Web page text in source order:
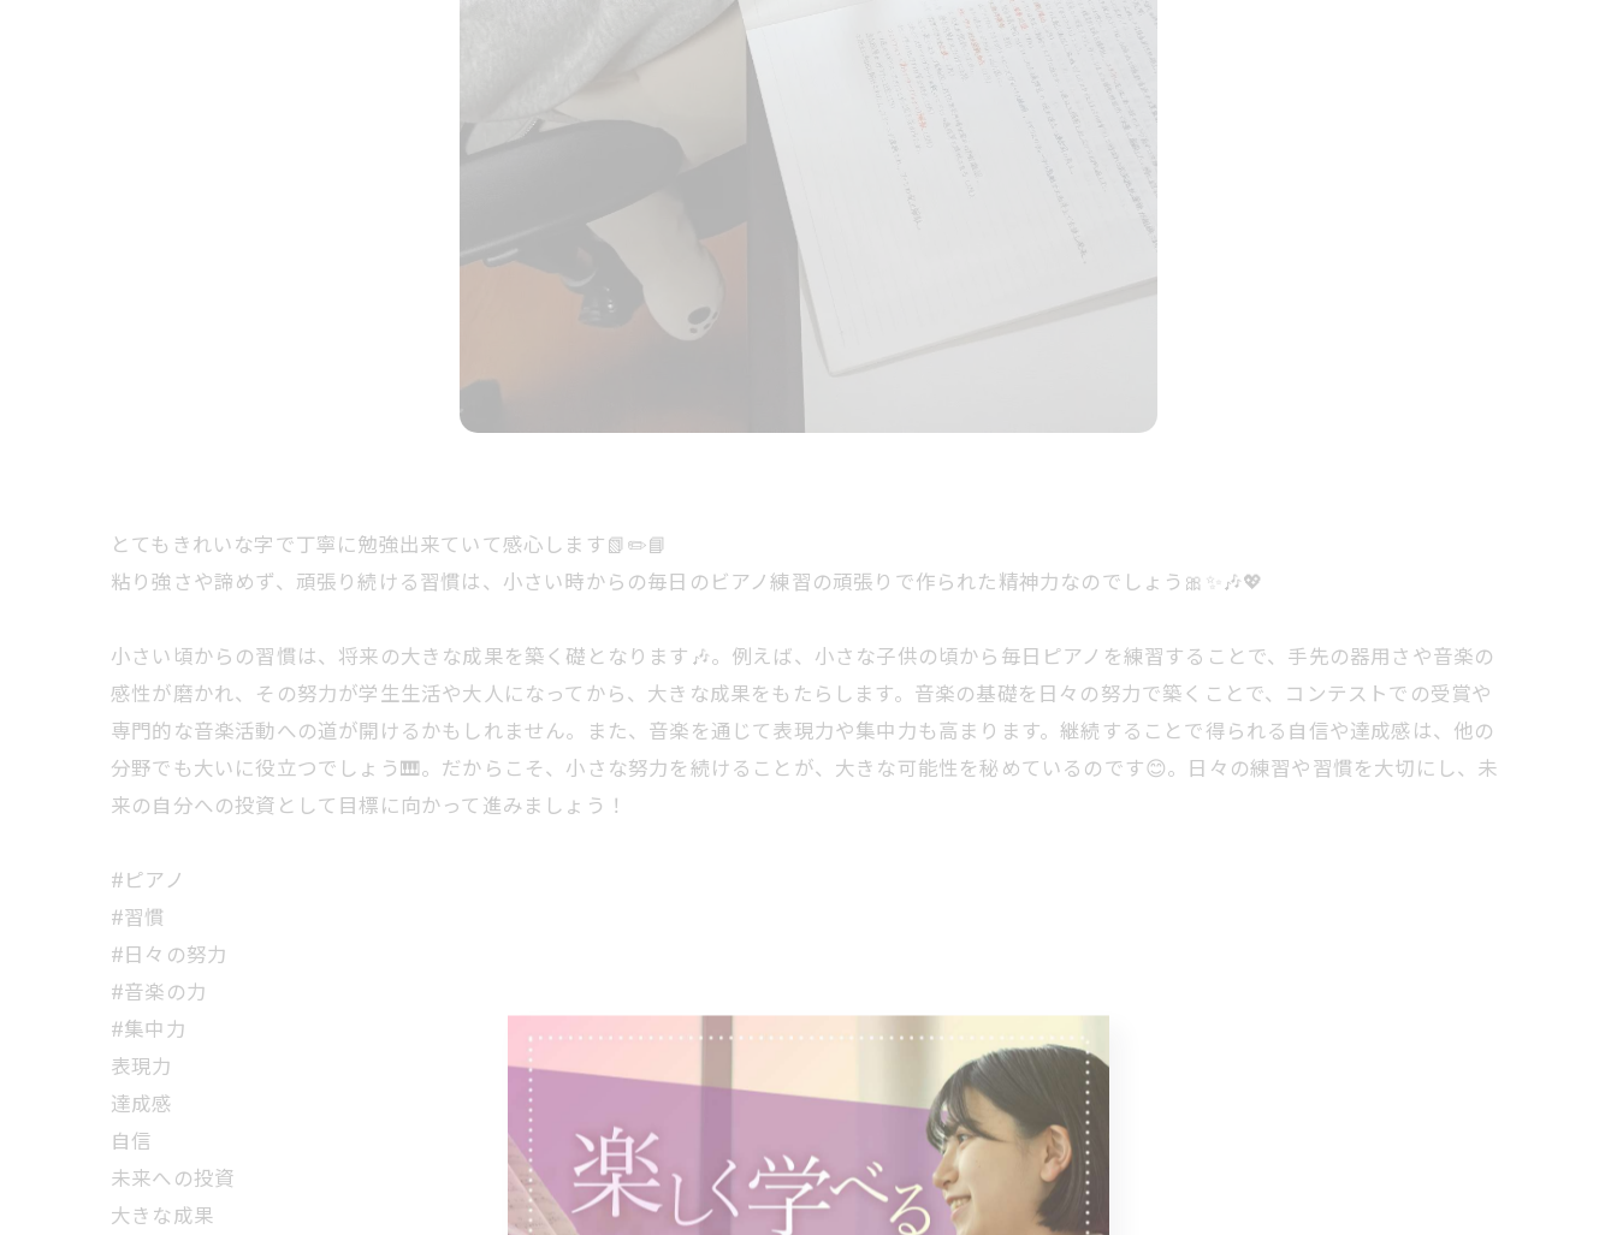
とてもきれいな字で丁寧に勉強出来ていて感心します📗✏️📘
粘り強さや諦めず、頑張り続ける習慣は、小さい時からの毎日のビアノ練習の頑張りで作られた精神力なのでしょう🎀✨🎶💖
小さい頃からの習慣は、将来の大きな成果を築く礎となります🎶。例えば、小さな子供の頃から毎日ピアノを練習することで、手先の器用さや音楽の
感性が磨かれ、その努力が学生生活や大人になってから、大きな成果をもたらします。音楽の基礎を日々の努力で築くことで、コンテストでの受賞や
専門的な音楽活動への道が開けるかもしれません。また、音楽を通じて表現力や集中力も高まります。継続することで得られる自信や達成感は、他の
分野でも大いに役立つでしょう🎹。だからこそ、小さな努力を続けることが、大きな可能性を秘めているのです😊。日々の練習や習慣を大切にし、未
来の自分への投資として目標に向かって進みましょう！
#ピアノ
#習慣
#日々の努力
#音楽の力
#集中力
表現力
達成感
自信
未来への投資
大きな成果